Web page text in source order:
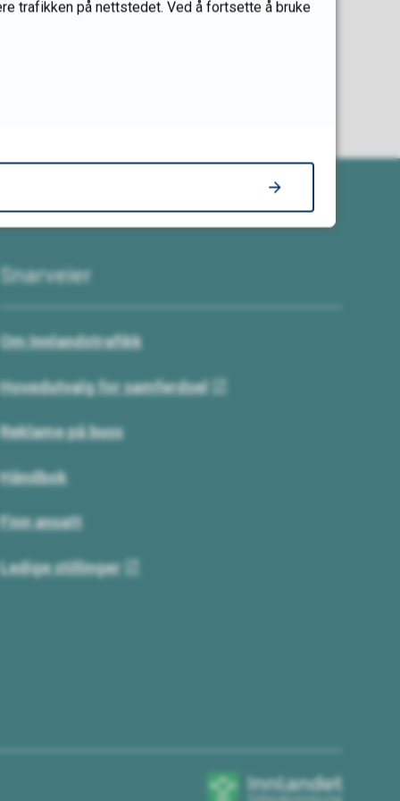
Snarveier
Om Innlandstrafikk
Hovedutvalg for samferdsel
Reklame på buss
Håndbok
Finn ansatt
Ledige stillinger
trafikken på nettstedet. Ved å fortsette å bruke